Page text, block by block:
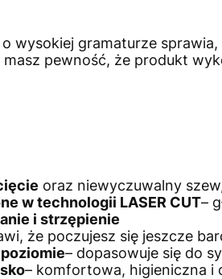
wysokiej gramaturze
pewność, że produkt
oraz niewyczuwalny
w technologii LASER CUT–
i strzępienie
że poczujesz się jeszcze
– dopasowuje się do
– komfortowa, higieniczna i